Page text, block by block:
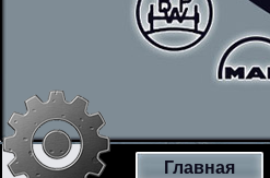
Главная